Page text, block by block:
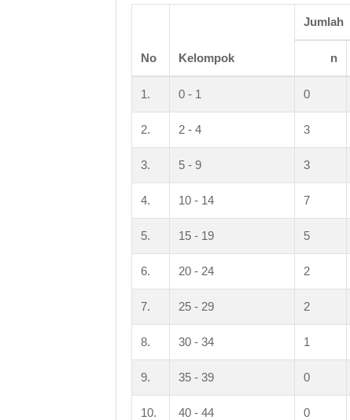
No Kelompok
Jumlah
n
1. 0 - 1 0
2. 2 - 4 3
3. 5 - 9 3
4. 10 - 14 7
5. 15 - 19 5
6. 20 - 24 2
7. 25 - 29 2
8. 30 - 34 1
9. 35 - 39 0
10. 40 - 44 0